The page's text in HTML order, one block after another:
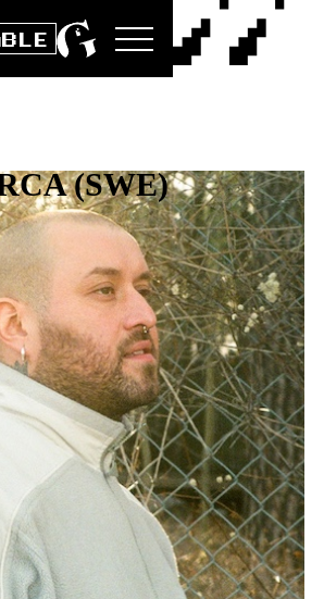
(SWE)
23:00|AK23.–|